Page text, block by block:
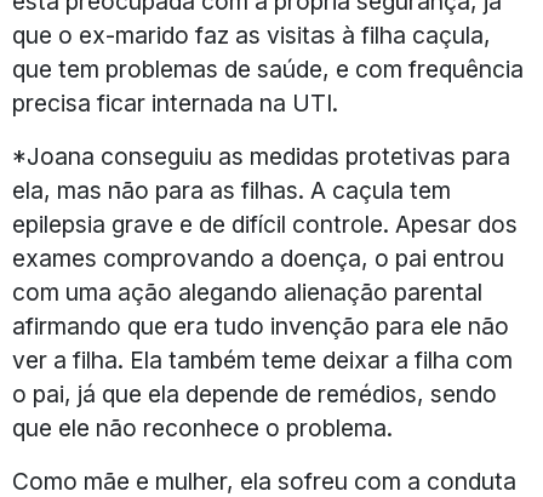
que o ex-marido faz as visitas à filha caçula,
que tem problemas de saúde, e com frequência
precisa ficar internada na UTI.
*Joana conseguiu as medidas protetivas para
ela, mas não para as filhas. A caçula tem
epilepsia grave e de difícil controle. Apesar dos
exames comprovando a doença, o pai entrou
com uma ação alegando alienação parental
afirmando que era tudo invenção para ele não
ver a filha. Ela também teme deixar a filha com
o pai, já que ela depende de remédios, sendo
que ele não reconhece o problema.
Como mãe e mulher, ela sofreu com a conduta